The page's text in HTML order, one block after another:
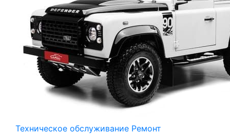
Техническое обслуживание Ремонт